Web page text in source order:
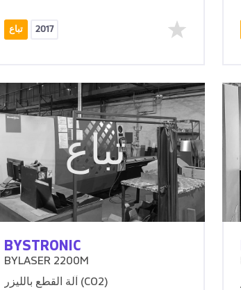
تباع 2017
تباع
BYSTRONIC
BYLASER 2200M
آلة القطع بالليزر (CO2)